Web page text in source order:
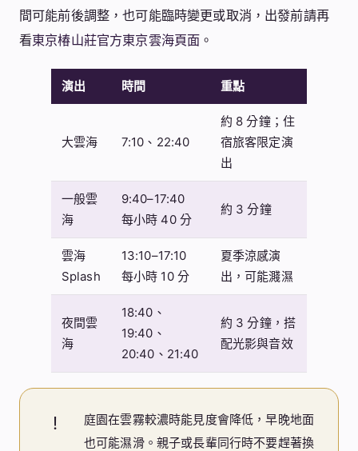
間可能前後調整，也可能臨時變更或取消，出發前請再
看東京椿山莊官方東京雲海頁面 。
演出 時間 重點
大雲海 7:10、22:40
約 8 分鐘；住
宿旅客限定演
出
一般雲
海
9:40–17:40
每小時 40 分
約 3 分鐘
雲海
Splash
13:10–17:10
每小時 10 分
夏季涼感演
出，可能濺濕
夜間雲
海
18:40、
19:40、
20:40、21:40
約 3 分鐘，搭
配光影與音效
!
庭園在雲霧較濃時能見度會降低，早晚地面
也可能濕滑。親子或長輩同行時不要趕著換